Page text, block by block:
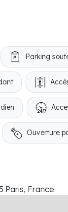
Parking
Ouverture
Paris, France